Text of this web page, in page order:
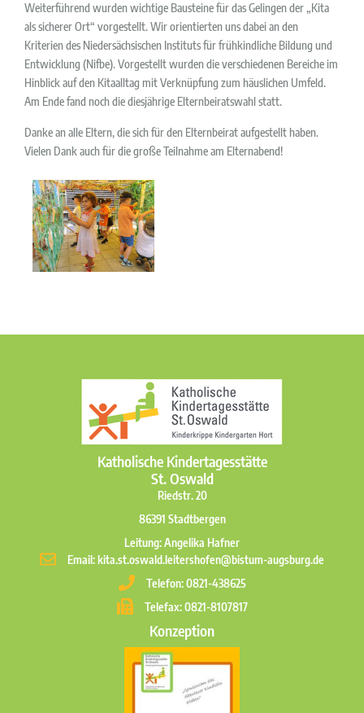
Weiterführend wurden wichtige Bausteine für das Gelingen der „Kita
als sicherer Ort“ vorgestellt. Wir orientierten uns dabei an den
Kriterien des Niedersächsischen Instituts für frühkindliche Bildung und
Entwicklung (Nifbe). Vorgestellt wurden die verschiedenen Bereiche im
Hinblick auf den Kitaalltag mit Verknüpfung zum häuslichen Umfeld.
Am Ende fand noch die diesjährige Elternbeiratswahl statt.
Danke an alle Eltern, die sich für den Elternbeirat aufgestellt haben.
Vielen Dank auch für die große Teilnahme am Elternabend!
Katholische Kindertagesstätte
St. Oswald
Riedstr. 20
86391 Stadtbergen
Leitung: Angelika Hafner
Email: kita.st.oswald.leitershofen@bistum-augsburg.de
Telefon: 0821-438625
Telefax: 0821-8107817
Konzeption